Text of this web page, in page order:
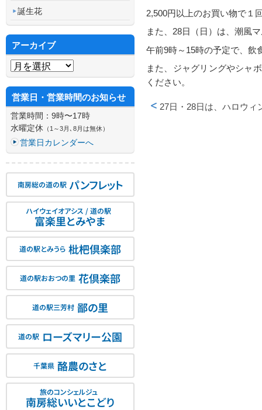
2,500円以上のお買い物で１
また、28日（日）は、潮風
午前9時～15時の予定で、飲
また、ジャグリングやシャ
ください。
27日・28日は、ハロウィ
誕生花
アーカイブ
アーカイブ
営業日・営業時間のお知らせ
営業時間：9時〜17時
水曜定休 （1～3月､8月は無休）
営業日カレンダーへ
南房総の道の駅 パンフレット
ハイウェイオアシス / 道の駅
富楽里とみやま
道の駅とみうら 枇杷倶楽部
道の駅おおつの里 花倶楽部
道の駅三芳村 鄙の里
道の駅 ローズマリー公園
千葉県 酪農のさと
旅のコンシェルジュ
南房総いいとこどり